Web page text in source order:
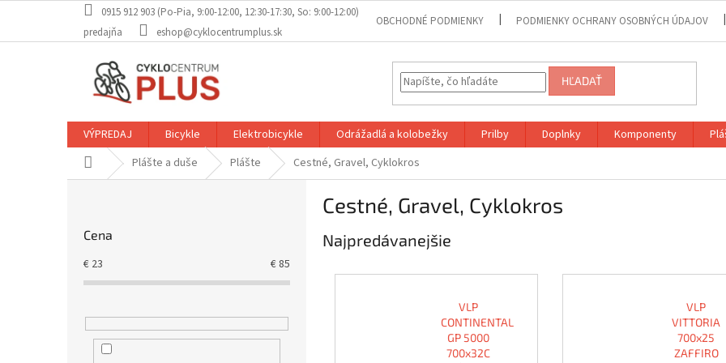
obsah
0915 912 903 (Po-Pia, 9:00-12:00, 12:30-17:30, So: 9:00-12:00)
predajňa
eshop@cyklocentrumplus.sk
OBCHODNÉ PODMIENKY PODMIENKY OCHRANY OSOBNÝCH ÚDAJOV
HĽADAŤ
VÝPREDAJ Bicykle Elektrobicykle Odrážadlá a kolobežky Prilby Doplnky Komponenty
DomovPlášte a duše Plášte Cestné, Gravel, Cyklokros
Cena
€ 23 €85
Cestné, Gravel, Cyklokros
Najpredávanejšie
VLP
CONTINENTAL
GP 5000
700x32C
VLP
VITTORIA
700x25
ZAFFIRO